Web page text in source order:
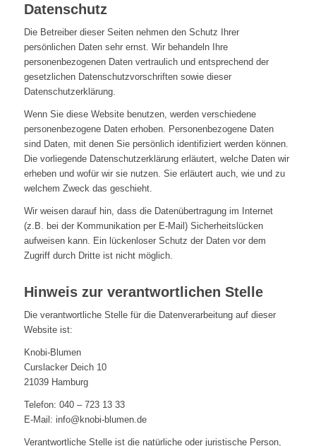
Datenschutz
Die Betreiber dieser Seiten nehmen den Schutz Ihrer
persönlichen Daten sehr ernst. Wir behandeln Ihre
personenbezogenen Daten vertraulich und entsprechend der
gesetzlichen Datenschutzvorschriften sowie dieser
Datenschutzerklärung.
Wenn Sie diese Website benutzen, werden verschiedene
personenbezogene Daten erhoben. Personenbezogene Daten
sind Daten, mit denen Sie persönlich identifiziert werden können.
Die vorliegende Datenschutzerklärung erläutert, welche Daten wir
erheben und wofür wir sie nutzen. Sie erläutert auch, wie und zu
welchem Zweck das geschieht.
Wir weisen darauf hin, dass die Datenübertragung im Internet
(z.B. bei der Kommunikation per E-Mail) Sicherheitslücken
aufweisen kann. Ein lückenloser Schutz der Daten vor dem
Zugriff durch Dritte ist nicht möglich.
Hinweis zur verantwortlichen Stelle
Die verantwortliche Stelle für die Datenverarbeitung auf dieser
Website ist:
Knobi-Blumen
Curslacker Deich 10
21039 Hamburg
Telefon: 040 – 723 13 33
E-Mail: info@knobi-blumen.de
Verantwortliche Stelle ist die natürliche oder juristische Person,